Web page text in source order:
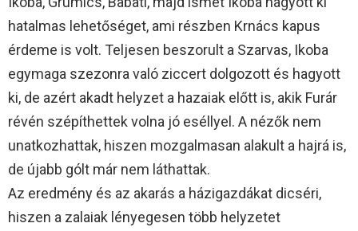
hatalmas lehetőséget, ami részben Krnács kapus
érdeme is volt. Teljesen beszorult a Szarvas, Ikoba
egymaga szezonra való ziccert dolgozott és hagyott
ki, de azért akadt helyzet a hazaiak előtt is, akik Furár
révén szépíthettek volna jó eséllyel. A nézők nem
unatkozhattak, hiszen mozgalmasan alakult a hajrá is,
de újabb gólt már nem láthattak.
Az eredmény és az akarás a házigazdákat dicséri,
hiszen a zalaiak lényegesen több helyzetet